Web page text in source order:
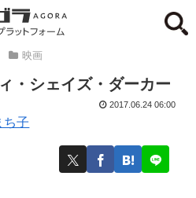
映画
・シェイズ・ダーカー
ち子
2017.06.24 06:00